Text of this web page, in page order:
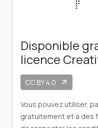
Disponible
licence
CC BY 4.0 arrow_outward
Vous pouvez utiliser,
gratuitement et à des